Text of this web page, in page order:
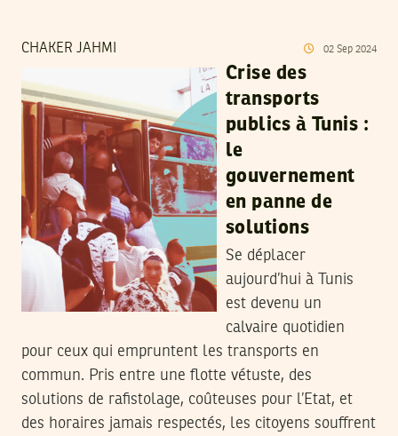
CHAKER JAHMI 02 Sep 2024
Crise des
transports
publics à Tunis :
le
gouvernement
en panne de
solutions
Se déplacer
aujourd’hui à Tunis
est devenu un
calvaire quotidien
pour ceux qui empruntent les transports en
commun. Pris entre une flotte vétuste, des
solutions de rafistolage, coûteuses pour l’Etat, et
des horaires jamais respectés, les citoyens souffrent